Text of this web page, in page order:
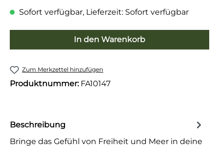
Sofort verfügbar, Lieferzeit: Sofort verfügbar
In den Warenkorb
Zum Merkzettel hinzufügen
Produktnummer: FA10147
Beschreibung
Bringe das Gefühl von Freiheit und Meer in deine